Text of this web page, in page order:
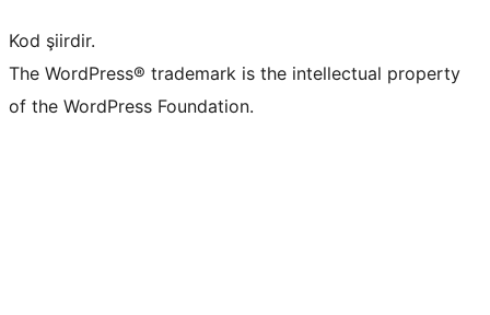
Kod şiirdir.
The WordPress® trademark is the intellectual property
of the WordPress Foundation.